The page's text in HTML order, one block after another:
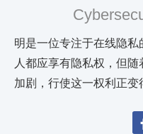
明是一位专注于在线隐
人都应享有隐私权，但
加剧，行使这一权利正变